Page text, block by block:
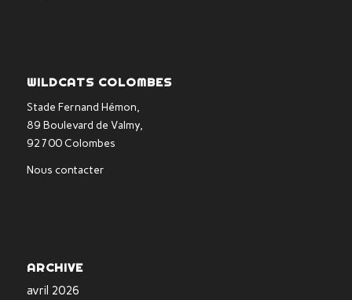
WILDCATS COLOMBES
Stade Fernand Hémon,
89 Boulevard de Valmy,
92700 Colombes
Nous contacter
ARCHIVE
avril 2026